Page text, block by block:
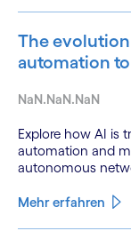
The
automation
NaN.NaN.NaN
Explore how AI
automation and
autonomous
Mehr erfahren